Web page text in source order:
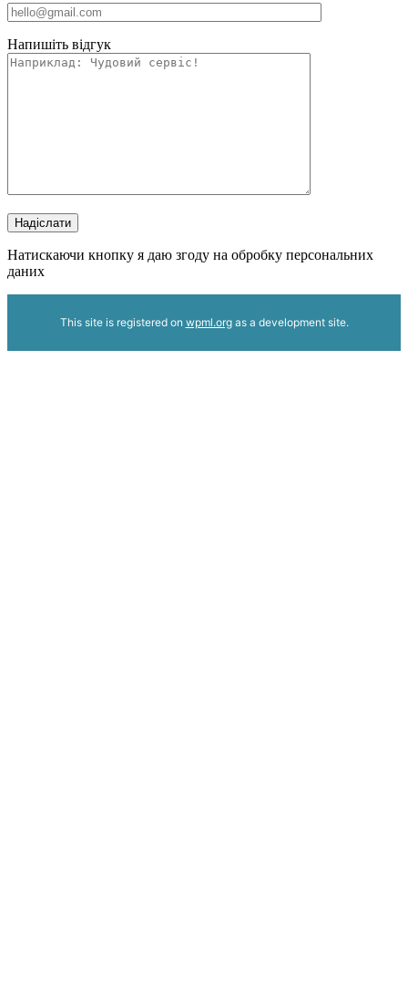
Напишіть відгук
Надіслати
Натискаючи кнопку я даю згоду на обробку персональних
даних
This site is registered on wpml.orgas a development site.